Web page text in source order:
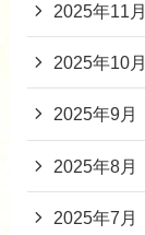
2025年11月
2025年10月
2025年9月
2025年8月
2025年7月